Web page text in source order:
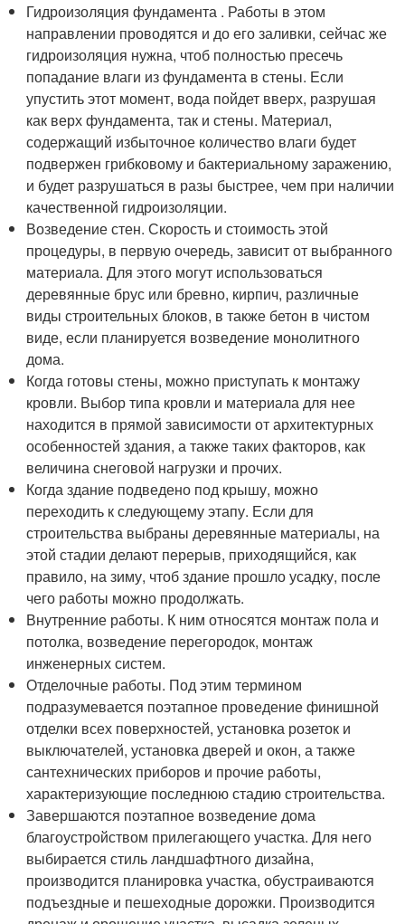
Гидроизоляция фундамента . Работы в этом
направлении проводятся и до его заливки, сейчас же
гидроизоляция нужна, чтоб полностью пресечь
попадание влаги из фундамента в стены. Если
упустить этот момент, вода пойдет вверх, разрушая
как верх фундамента, так и стены. Материал,
содержащий избыточное количество влаги будет
подвержен грибковому и бактериальному заражению,
и будет разрушаться в разы быстрее, чем при наличии
качественной гидроизоляции.
Возведение стен. Скорость и стоимость этой
процедуры, в первую очередь, зависит от выбранного
материала. Для этого могут использоваться
деревянные брус или бревно, кирпич, различные
виды строительных блоков, в также бетон в чистом
виде, если планируется возведение монолитного
дома.
Когда готовы стены, можно приступать к монтажу
кровли. Выбор типа кровли и материала для нее
находится в прямой зависимости от архитектурных
особенностей здания, а также таких факторов, как
величина снеговой нагрузки и прочих.
Когда здание подведено под крышу, можно
переходить к следующему этапу. Если для
строительства выбраны деревянные материалы, на
этой стадии делают перерыв, приходящийся, как
правило, на зиму, чтоб здание прошло усадку, после
чего работы можно продолжать.
Внутренние работы. К ним относятся монтаж пола и
потолка, возведение перегородок, монтаж
инженерных систем.
Отделочные работы. Под этим термином
подразумевается поэтапное проведение финишной
отделки всех поверхностей, установка розеток и
выключателей, установка дверей и окон, а также
сантехнических приборов и прочие работы,
характеризующие последнюю стадию строительства.
Завершаются поэтапное возведение дома
благоустройством прилегающего участка. Для него
выбирается стиль ландшафтного дизайна,
производится планировка участка, обустраиваются
подъездные и пешеходные дорожки. Производится